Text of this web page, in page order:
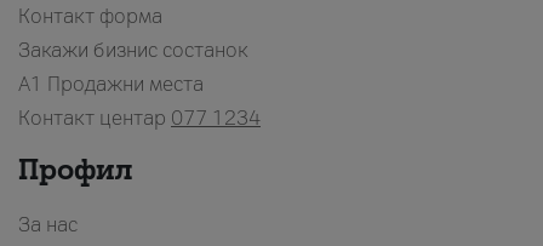
Контакт форма
Закажи бизнис состанок
A1 Продажни места
Контакт центар 077 1234
Профил
За нас